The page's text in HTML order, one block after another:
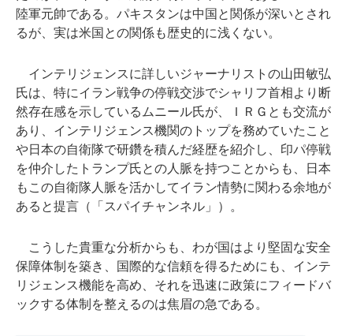
陸軍元帥である。パキスタンは中国と関係が深いとされ
るが、実は米国との関係も歴史的に浅くない。
インテリジェンスに詳しいジャーナリストの山田敏弘
氏は、特にイラン戦争の停戦交渉でシャリフ首相より断
然存在感を示しているムニール氏が、ＩＲＧとも交流が
あり、インテリジェンス機関のトップを務めていたこと
や日本の自衛隊で研鑽を積んだ経歴を紹介し、印パ停戦
を仲介したトランプ氏との人脈を持つことからも、日本
もこの自衛隊人脈を活かしてイラン情勢に関わる余地が
あると提言（「スパイチャンネル」）。
こうした貴重な分析からも、わが国はより堅固な安全
保障体制を築き、国際的な信頼を得るためにも、インテ
リジェンス機能を高め、それを迅速に政策にフィードバ
ックする体制を整えるのは焦眉の急である。